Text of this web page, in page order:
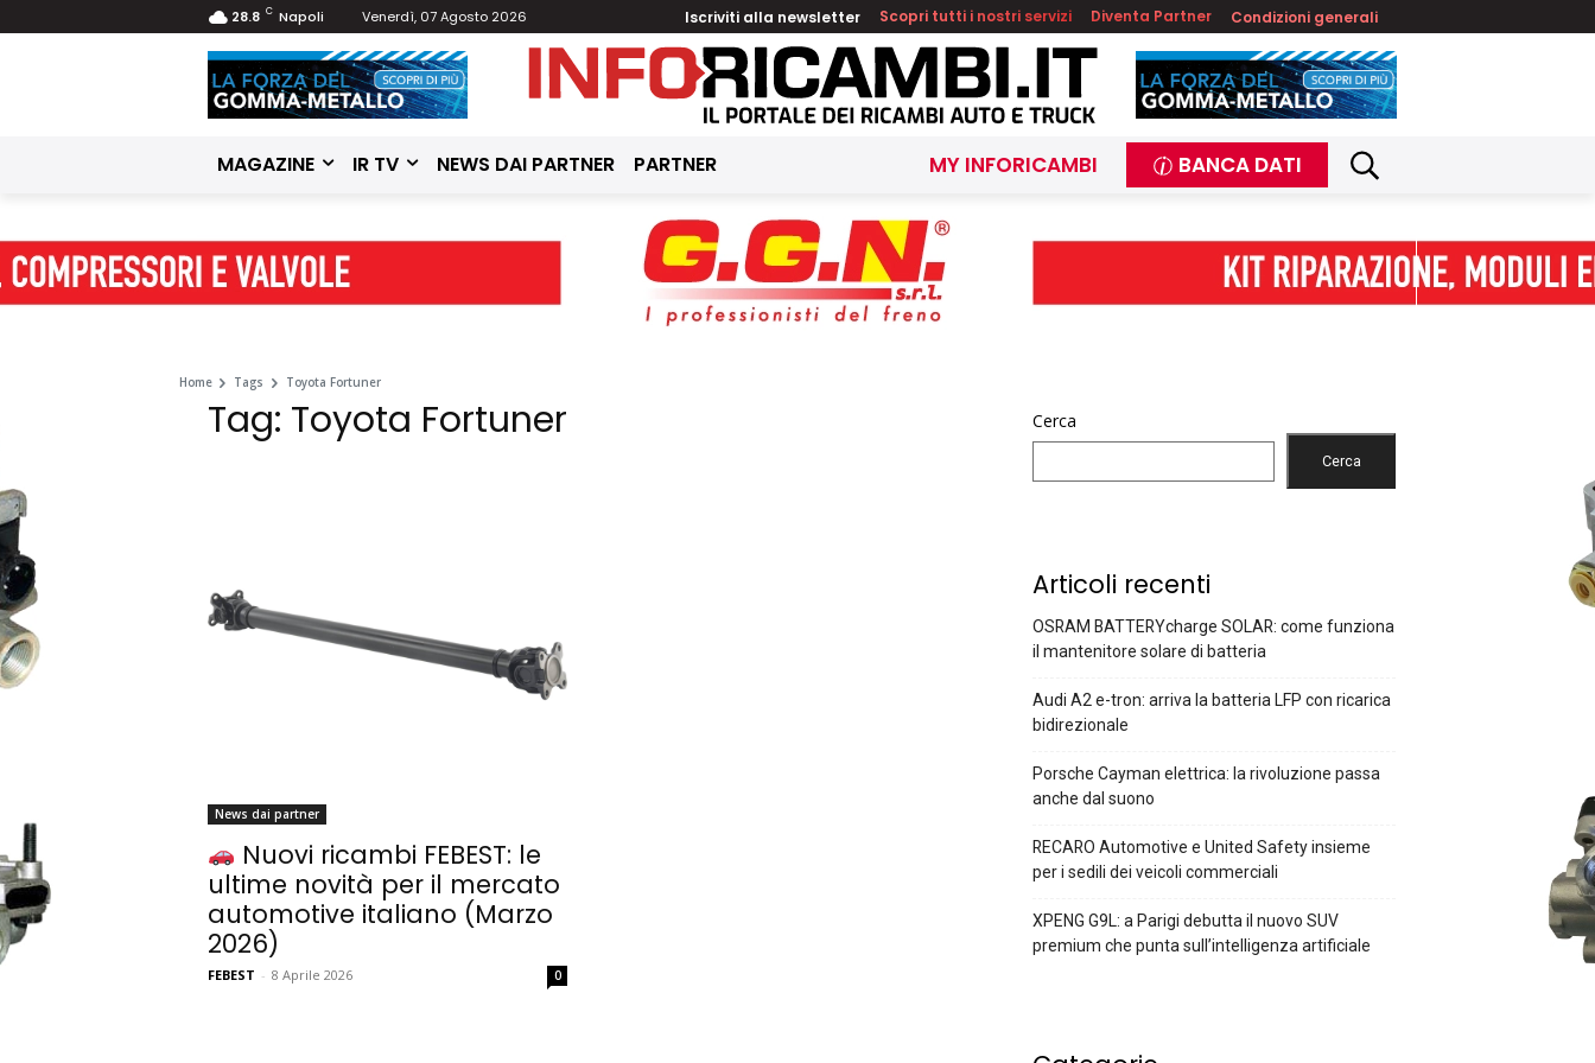
28.8 C Napoli Venerdì, 07 Agosto 2026 Iscriviti alla newsletter Scopri tutti i nostri servizi Diventa Partner Condizioni generali
MAGAZINE IR TV NEWS DAI PARTNER PARTNER MY INFORICAMBI BANCA DATI
Home Tags Toyota Fortuner
Tag: Toyota Fortuner
News dai partner
Nuovi ricambi FEBEST: le
ultime novità per il mercato
automotive italiano (Marzo
2026)
FEBEST - 8 Aprile 2026 0
Cerca
Cerca
Articoli recenti
OSRAM BATTERYcharge SOLAR: come funziona
il mantenitore solare di batteria
Audi A2 e-tron: arriva la batteria LFP con ricarica
bidirezionale
Porsche Cayman elettrica: la rivoluzione passa
anche dal suono
RECARO Automotive e United Safety insieme
per i sedili dei veicoli commerciali
XPENG G9L: a Parigi debutta il nuovo SUV
premium che punta sull’intelligenza artificiale